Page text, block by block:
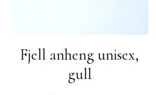
Fjell anheng unisex,
gull